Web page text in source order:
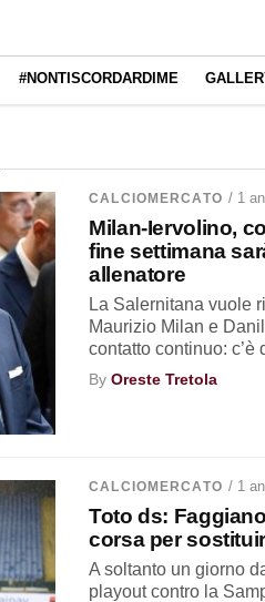
#NONTISCORDARDIME
CALCIOMERCATO / 1
Milan-Iervolino,
fine settimana
allenatore
La Salernitana vuole
Maurizio Milan e
contatto continuo: c’è
ByOreste Tretola
CALCIOMERCATO / 1
Toto ds:
corsa per
A soltanto un giorno
playout contro la